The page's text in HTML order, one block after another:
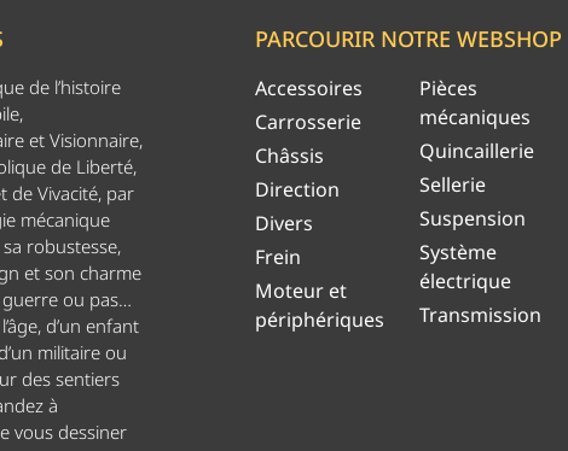
de l’histoire
et Visionnaire,
de Liberté,
de Vivacité, par
mécanique
robustesse,
et son charme
ou pas…
d’un enfant
militaire ou
des sentiers
à
vous dessiner
PARCOURIR NOTRE WEBSHOP
Accessoires
Carrosserie
Châssis
Direction
Divers
Frein
Moteur et
périphériques
Pièces
mécaniques
Quincaillerie
Sellerie
Suspension
Système
électrique
Transmission